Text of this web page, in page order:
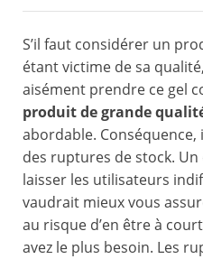
S’il faut considérer un
étant victime de sa
aisément prendre ce gel
produit de grande
abordable.
des ruptures de stock.
laisser les utilisateurs
vaudrait mieux vous
au risque d’en être à
avez le plus besoin. Les